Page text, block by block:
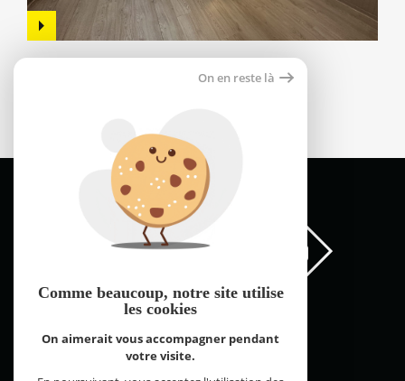
FNAIM Pyrénées Orientales © 2026 | Tous droits réservés |
On en reste là
Comme beaucoup, notre site utilise
les cookies
On aimerait vous accompagner pendant
votre visite.